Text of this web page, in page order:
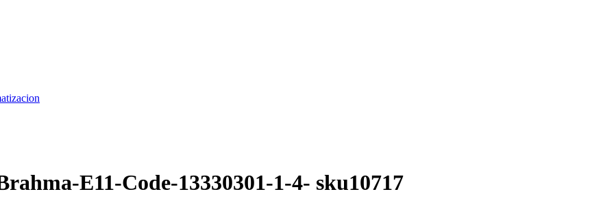
E11-Code-13330301-1-4- sku10717